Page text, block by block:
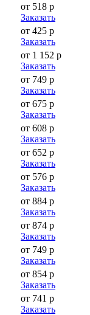
от 518 р
Заказать
от 425 р
Заказать
от 1 152 р
Заказать
от 749 р
Заказать
от 675 р
Заказать
от 608 р
Заказать
от 652 р
Заказать
от 576 р
Заказать
от 884 р
Заказать
от 874 р
Заказать
от 749 р
Заказать
от 854 р
Заказать
от 741 р
Заказать